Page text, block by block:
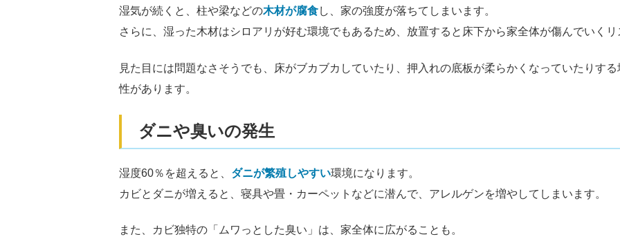
湿気が続くと、柱や梁などの木材が腐食し、家の強度が落ちてしまいます。
さらに、湿った木材はシロアリが好む環境でもあるため、放置すると床下から家全体が傷んでいくリ
見た目には問題なさそうでも、床がブカブカしていたり、押入れの底板が柔らかくなっていたりす
性があります。
ダニや臭いの発生
湿度60％を超えると、 ダニが繁殖しやすい環境になります。
カビとダニが増えると、寝具や畳・カーペットなどに潜んで、アレルゲンを増やしてしまいます。
また、カビ独特の「ムワっとした臭い」は、家全体に広がることも。